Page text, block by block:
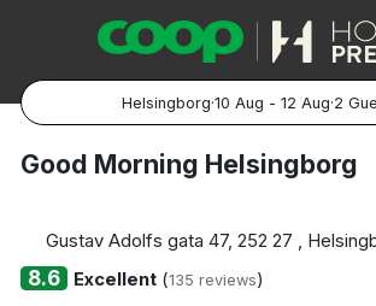
Helsingborg·10 Aug - 12 Aug·2
Popular Destinations:
Good Morning Helsingborg
Gustav Adolfs gata 47, 252 27 ,
8.6 Excellent(135 reviews)